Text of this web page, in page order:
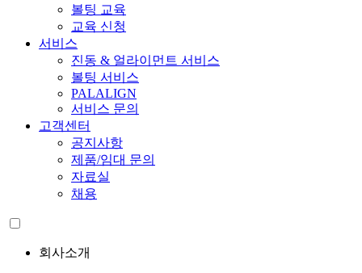
볼팅 교육
교육 신청
서비스
진동 & 얼라이먼트 서비스
볼팅 서비스
PALALIGN
서비스 문의
고객센터
공지사항
제품/임대 문의
자료실
채용
회사소개